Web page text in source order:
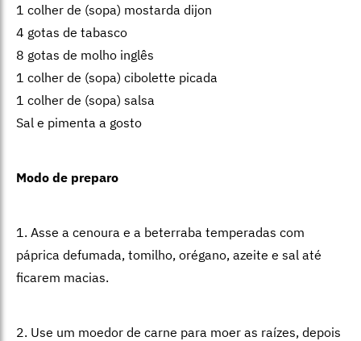
1 colher de (sopa) mostarda dijon
4 gotas de tabasco
8 gotas de molho inglês
1 colher de (sopa) cibolette picada
1 colher de (sopa) salsa
Sal e pimenta a gosto
Modo de preparo
1. Asse a cenoura e a beterraba temperadas com
páprica defumada, tomilho, orégano, azeite e sal até
ficarem macias.
2. Use um moedor de carne para moer as raízes, depois